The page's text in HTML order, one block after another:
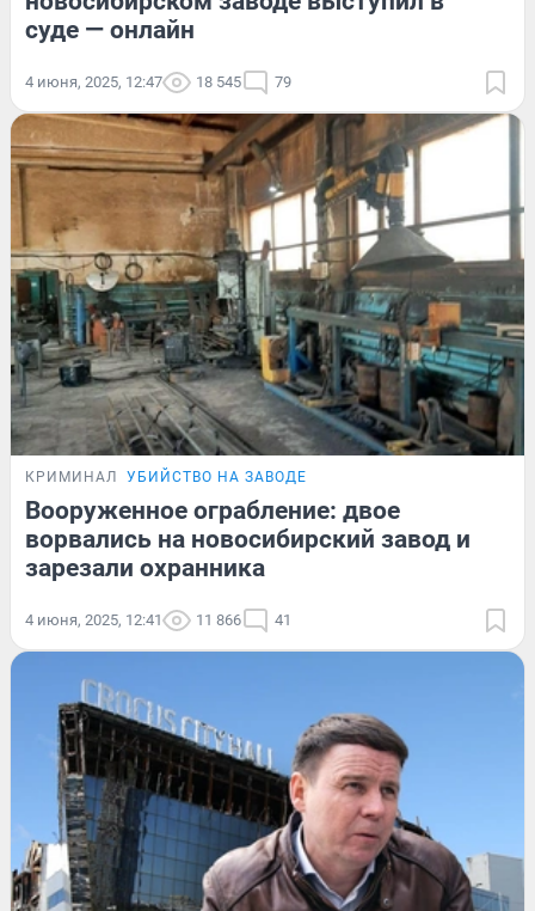
суде — онлайн
4 июня, 2025, 12:47 18 545 79
КРИМИНАЛ УБИЙСТВО НА ЗАВОДЕ
Вооруженное ограбление: двое
ворвались на новосибирский завод и
зарезали охранника
4 июня, 2025, 12:41 11 866 41